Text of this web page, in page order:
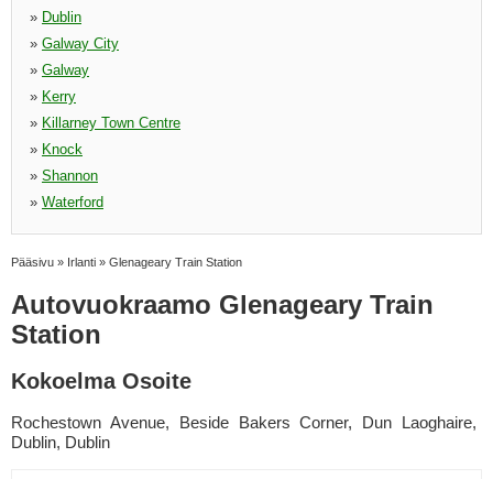
» Dublin
» Galway City
» Galway
» Kerry
» Killarney Town Centre
» Knock
» Shannon
» Waterford
Pääsivu » Irlanti » Glenageary Train Station
Autovuokraamo Glenageary Train
Station
Kokoelma Osoite
Rochestown Avenue, Beside Bakers Corner, Dun Laoghaire,
Dublin, Dublin